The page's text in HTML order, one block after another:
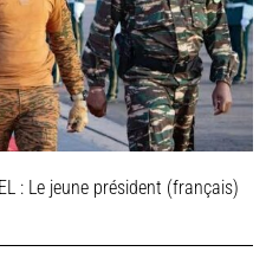
: Le jeune président (français)